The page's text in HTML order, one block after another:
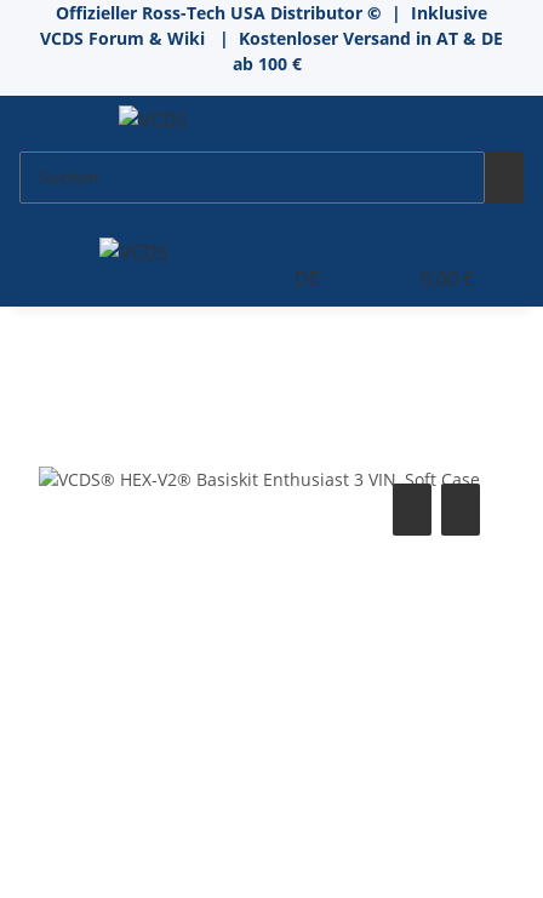
Offizieller Ross-Tech USA Distributor © | Inklusive
VCDS Forum & Wiki
| Kostenloser Versand in AT & DE
ab 100 €
DE 0,00 €